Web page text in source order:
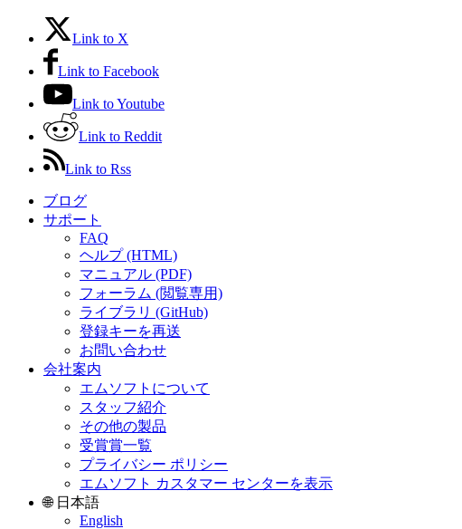
Link to X
Link to Facebook
Link to Youtube
Link to Reddit
Link to Rss
ブログ
サポート
FAQ
ヘルプ (HTML)
マニュアル (PDF)
フォーラム (閲覧専用)
ライブラリ (GitHub)
登録キーを再送
お問い合わせ
会社案内
エムソフトについて
スタッフ紹介
その他の製品
受賞賞一覧
プライバシー ポリシー
エムソフト カスタマー センターを表示
🌐 日本語
English